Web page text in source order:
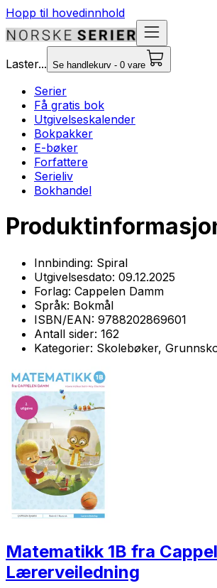
Hopp til hovedinnhold
Laster... Se handlekurv - 0 vare
Serier
Få gratis bok
Utgivelseskalender
Bokpakker
E-bøker
Forfattere
Serieliv
Bokhandel
Innbinding: Spiral
Utgivelsesdato: 09.12.2025
Forlag: Cappelen Damm
Språk: Bokmål
ISBN/EAN: 9788202869601
Antall sider: 162
Kategorier: Skolebøker,
Matematikk 1B fra
Lærerveiledning